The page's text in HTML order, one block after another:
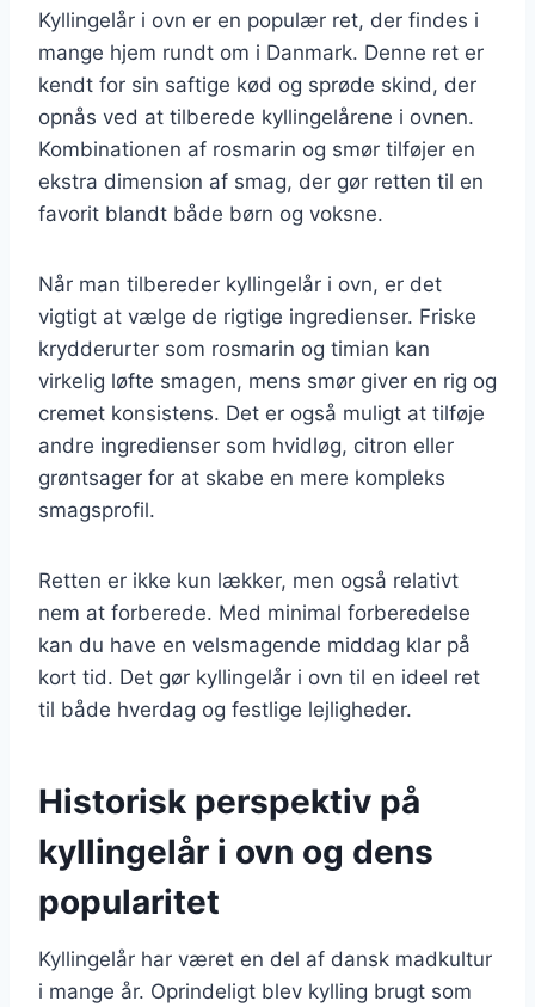
Kyllingelår i ovn er en populær ret, der findes i
mange hjem rundt om i Danmark. Denne ret er
kendt for sin saftige kød og sprøde skind, der
opnås ved at tilberede kyllingelårene i ovnen.
Kombinationen af rosmarin og smør tilføjer en
ekstra dimension af smag, der gør retten til en
favorit blandt både børn og voksne.
Når man tilbereder kyllingelår i ovn, er det
vigtigt at vælge de rigtige ingredienser. Friske
krydderurter som rosmarin og timian kan
virkelig løfte smagen, mens smør giver en rig og
cremet konsistens. Det er også muligt at tilføje
andre ingredienser som hvidløg, citron eller
grøntsager for at skabe en mere kompleks
smagsprofil.
Retten er ikke kun lækker, men også relativt
nem at forberede. Med minimal forberedelse
kan du have en velsmagende middag klar på
kort tid. Det gør kyllingelår i ovn til en ideel ret
til både hverdag og festlige lejligheder.
Historisk perspektiv på
kyllingelår i ovn og dens
popularitet
Kyllingelår har været en del af dansk madkultur
i mange år. Oprindeligt blev kylling brugt som